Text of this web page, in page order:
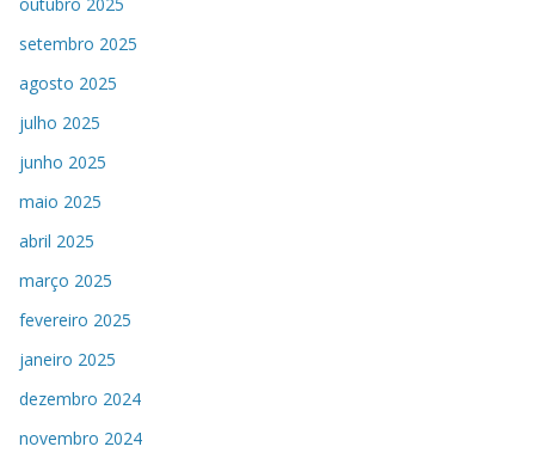
setembro 2025
agosto 2025
julho 2025
junho 2025
maio 2025
abril 2025
março 2025
fevereiro 2025
janeiro 2025
dezembro 2024
novembro 2024